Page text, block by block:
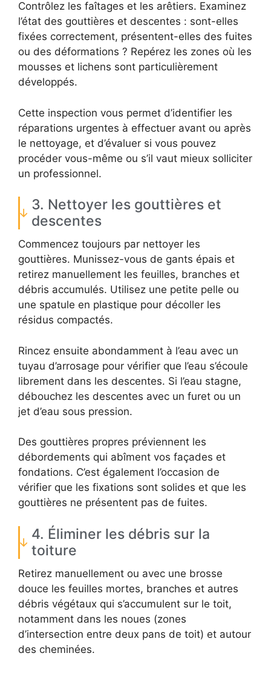
Contrôlez les faîtages et les arêtiers. Examinez
l’état des gouttières et descentes : sont-elles
fixées correctement, présentent-elles des fuites
ou des déformations ? Repérez les zones où les
mousses et lichens sont particulièrement
développés.
Cette inspection vous permet d’identifier les
réparations urgentes à effectuer avant ou après
le nettoyage, et d’évaluer si vous pouvez
procéder vous-même ou s’il vaut mieux solliciter
un professionnel.
3. Nettoyer les gouttières et
descentes
Commencez toujours par nettoyer les
gouttières. Munissez-vous de gants épais et
retirez manuellement les feuilles, branches et
débris accumulés. Utilisez une petite pelle ou
une spatule en plastique pour décoller les
résidus compactés.
Rincez ensuite abondamment à l’eau avec un
tuyau d’arrosage pour vérifier que l’eau s’écoule
librement dans les descentes. Si l’eau stagne,
débouchez les descentes avec un furet ou un
jet d’eau sous pression.
Des gouttières propres préviennent les
débordements qui abîment vos façades et
fondations. C’est également l’occasion de
vérifier que les fixations sont solides et que les
gouttières ne présentent pas de fuites.
4. Éliminer les débris sur la
toiture
Retirez manuellement ou avec une brosse
douce les feuilles mortes, branches et autres
débris végétaux qui s’accumulent sur le toit,
notamment dans les noues (zones
d’intersection entre deux pans de toit) et autour
des cheminées.